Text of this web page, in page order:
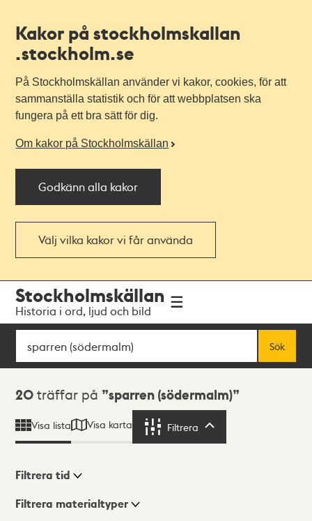
Kakor på stockholmskallan
.stockholm.se
På Stockholmskällan använder vi kakor, cookies, för att
sammanställa statistik och för att webbplatsen ska
fungera på ett bra sätt för dig.
Om kakor på Stockholmskällan
Godkänn alla kakor
Välj vilka kakor vi får använda
navigationen
huvudinnehållet
Stockholmskällan
Historia i ord, ljud och bild
Sök
Sök
Sökresultat
20 träffar på sparren (södermalm)
Visa lista Visa karta Filtrera
Visningsläge
Filtrera tid
Filtrera materialtyper